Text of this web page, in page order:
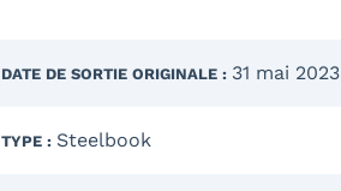
DATE DE SORTIE ORIGINALE : 31 mai 2023
TYPE : Steelbook